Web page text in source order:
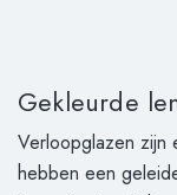
Gekleurde
Verloopglazen zijn
hebben een